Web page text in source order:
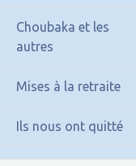
Choubaka et les
autres
Mises à la retraite
Ils nous ont quitté